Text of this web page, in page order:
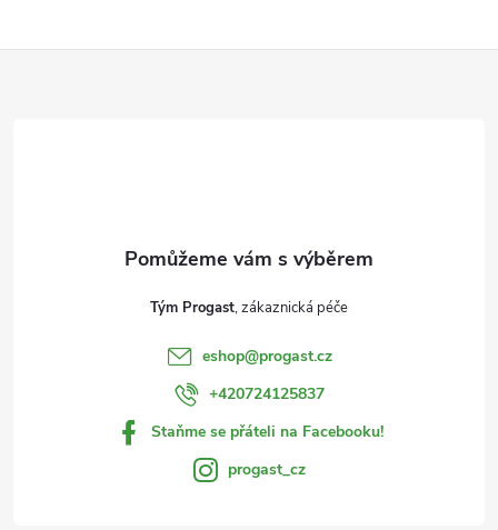
Tým Progast
eshop@progast.cz
+420724125837
Staňme se přáteli na Facebooku!
progast_cz